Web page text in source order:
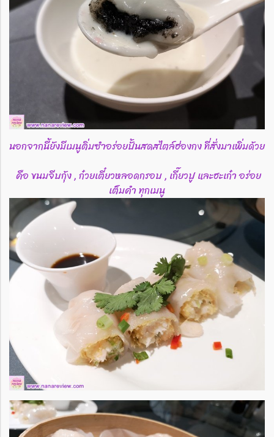
นอกจากนี้ยังมีเมนูติ่มซำอร่อยปั้นสดสไตล์ฮ่องกง ที่สั่งมาเพิ่ม​ด้วย​
คือ ขนมจีบกุ้ง , ก๋วยเตี๋ยวหลอดกรอบ , เกี๊ยวปู และฮะเก๋า อร่อย
เต็มคำ ทุกเมนู